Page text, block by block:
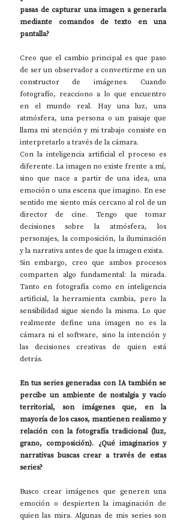
pasas de capturar una imagen a generarla
mediante comandos de texto en una
pantalla?
Creo que el cambio principal es que paso
de ser un observador a convertirme en un
constructor de imágenes. Cuando
fotografío, reacciono a lo que encuentro
en el mundo real. Hay una luz, una
atmósfera, una persona o un paisaje que
llama mi atención y mi trabajo consiste en
interpretarlo a través de la cámara.
Con la inteligencia artificial el proceso es
diferente. La imagen no existe frente a mí,
sino que nace a partir de una idea, una
emoción o una escena que imagino. En ese
sentido me siento más cercano al rol de un
director de cine. Tengo que tomar
decisiones sobre la atmósfera, los
personajes, la composición, la iluminación
y la narrativa antes de que la imagen exista.
Sin embargo, creo que ambos procesos
comparten algo fundamental: la mirada.
Tanto en fotografía como en inteligencia
artificial, la herramienta cambia, pero la
sensibilidad sigue siendo la misma. Lo que
realmente define una imagen no es la
cámara ni el software, sino la intención y
las decisiones creativas de quien está
detrás.
En tus series generadas con IA también se
percibe un ambiente de nostalgia y vacío
territorial, son imágenes que, en la
mayoría de los casos, mantienen realismo y
relación con la fotografía tradicional (luz,
grano, composición). ¿Qué imaginarios y
narrativas buscas crear a través de estas
series?
Busco crear imágenes que generen una
emoción o despierten la imaginación de
quien las mira. Algunas de mis series son